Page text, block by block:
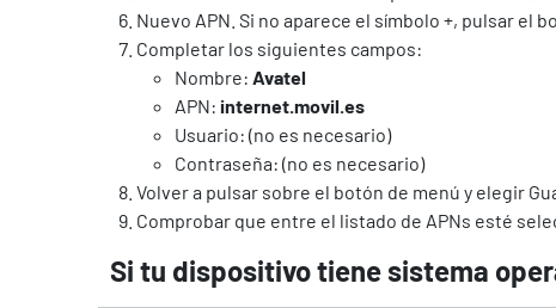
Nuevo APN. Si no aparece el símbolo +, pulsar el
Completar los siguientes campos:
Nombre: Avatel
APN: internet.movil.es
Usuario: (no es necesario)
Contraseña: (no es necesario)
Volver a pulsar sobre el botón de menú y elegir
Comprobar que entre el listado de APNs esté
Si tu dispositivo tiene sistema